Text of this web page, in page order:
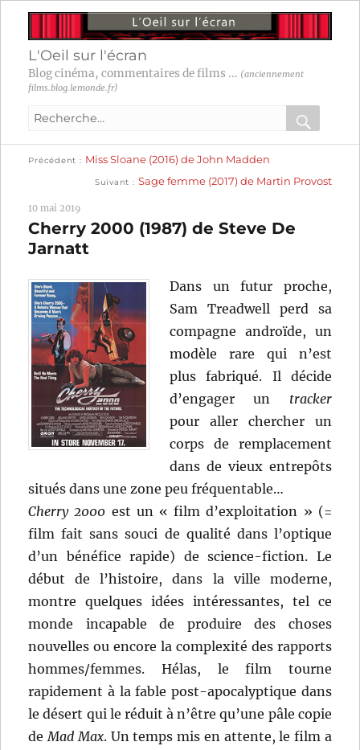
L'Oeil sur l'écran
Blog cinéma, commentaires de films ... (anciennement
films.blog.lemonde.fr)
Recherche
:
OK
Navigation
l’article
Précédent
précédente :
Miss Sloane (2016) de John Madden
Suivant
suivante :
Sage femme (2017) de Martin Provost
10 mai 2019
Cherry 2000 (1987) de Steve De
Jarnatt
Dans un futur proche,
Sam Treadwell perd sa
compagne androïde, un
modèle rare qui n’est
plus fabriqué. Il décide
d’engager un tracker
pour aller chercher un
corps de remplacement
dans de vieux entrepôts
situés dans une zone peu fréquentable…
Cherry 2000 est un « film d’exploitation » (=
film fait sans souci de qualité dans l’optique
d’un bénéfice rapide) de science-fiction. Le
début de l’histoire, dans la ville moderne,
montre quelques idées intéressantes, tel ce
monde incapable de produire des choses
nouvelles ou encore la complexité des rapports
hommes/femmes. Hélas, le film tourne
rapidement à la fable post-apocalyptique dans
le désert qui le réduit à n’être qu’une pâle copie
deMad Max. Un temps mis en attente, le film a